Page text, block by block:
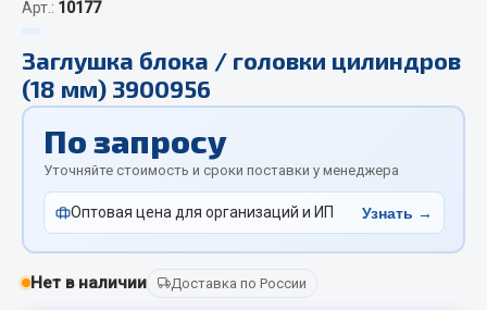
QITONG
Весь раздел
Отопители салона, подогреватели
Автономные воздушные отопители
Жидкостные подогреватели
Подогреватели тосола
Арт.: 10177
Заглушка блока / головки цилиндров
(18 мм) 3900956
По запросу
Уточняйте стоимость и сроки поставки у менеджера
Оптовая цена для организаций и ИП Узнать →
Нет в наличии Доставка по России